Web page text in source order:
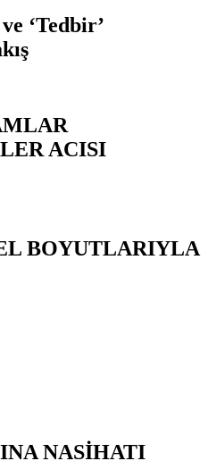
‘Tedbir’
ACISI
BOYUTLARIYLA
NASİHATI